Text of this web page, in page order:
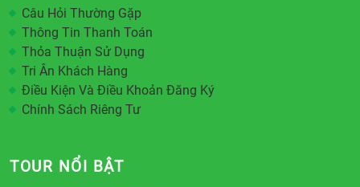
Câu Hỏi Thường Gặp
Thông Tin Thanh Toán
Thỏa Thuận Sử Dụng
Tri Ân Khách Hàng
Điều Kiện Và Điều Khoản Đăng Ký
Chính Sách Riêng Tư
TOUR NỔI BẬT